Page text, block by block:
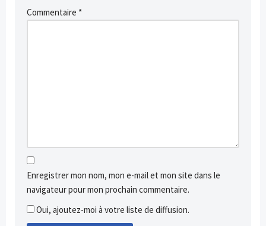
Commentaire *
Enregistrer mon nom, mon e-mail et mon site dans le
navigateur pour mon prochain commentaire.
Oui, ajoutez-moi à votre liste de diffusion.